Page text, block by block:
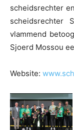
scheidsrechter
scheidsrechter
vlammend
Sjoerd Mossou
Website: